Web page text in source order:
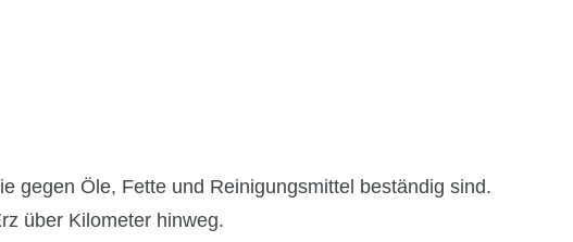
gegen Öle, Fette und Reinigungsmittel beständig sind.
über Kilometer hinweg.